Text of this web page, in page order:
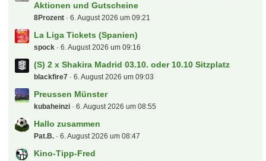
Aktionen und Gutscheine
8Prozent 6. August 2026 um 09:21
La Liga Tickets (Spanien)
spock 6. August 2026 um 09:16
(S) 2 x Shakira Madrid 03.10. oder 10.10 Sitzplatz
blackfire7 6. August 2026 um 09:03
Preussen Münster
kubaheinzi 6. August 2026 um 08:55
Hallo zusammen
Pat.B. 6. August 2026 um 08:47
Kino-Tipp-Fred